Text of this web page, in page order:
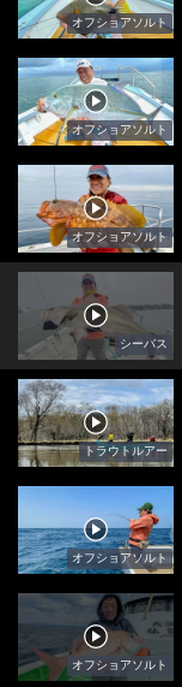
オフショアソルト
オフショアソルト
オフショアソルト
シーバス
トラウトルアー
オフショアソルト
オフショアソルト